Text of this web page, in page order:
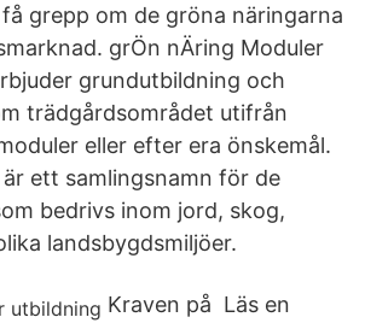
grepp om de gröna näringarna
grÖn nÄring Moduler
grundutbildning och
trädgårdsområdet utifrån
eller efter era önskemål.
ett samlingsnamn för de
bedrivs inom jord, skog,
landsbygdsmiljöer.
Kraven på Läs en